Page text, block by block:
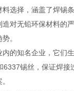
选择，涵盖了焊锡
对无铅环保材料的
。
的知名企业，它们
锡丝，保证焊